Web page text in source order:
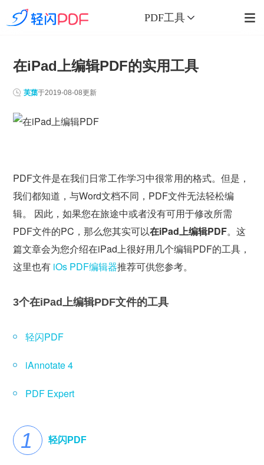
PDF工具
在iPad上编辑PDF的实用工具
芙蕖于2019-08-08更新
PDF文件是在我们日常工作学习中很常用的格式。但是，
我们都知道，与Word文档不同，PDF文件无法轻松编
辑。 因此，如果您在旅途中或者没有可用于修改所需
PDF文件的PC，那么您其实可以在iPad上编辑PDF。这
篇文章会为您介绍在iPad上很好用几个编辑PDF的工具，
这里也有 iOs PDF编辑器推荐可供您参考。
3个在iPad上编辑PDF文件的工具
轻闪PDF
iAnnotate 4
PDF Expert
轻闪PDF